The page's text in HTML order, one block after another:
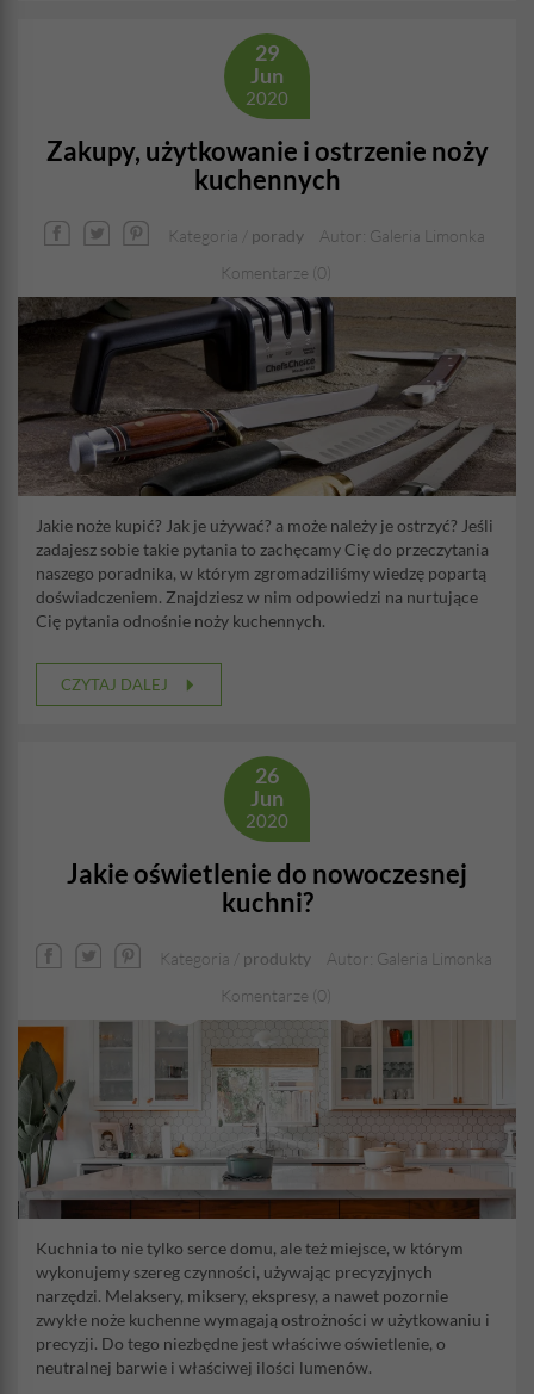
29
Jun
2020
Zakupy, użytkowanie i ostrzenie noży
kuchennych
Kategoria / porady
Autor: Galeria Limonka
Komentarze (0)
Jakie noże kupić? Jak je używać? a może należy je ostrzyć? Jeśli
zadajesz sobie takie pytania to zachęcamy Cię do przeczytania
naszego poradnika, w którym zgromadziliśmy wiedzę popartą
doświadczeniem. Znajdziesz w nim odpowiedzi na nurtujące
Cię pytania odnośnie noży kuchennych.
CZYTAJ DALEJ
26
Jun
2020
Jakie oświetlenie do nowoczesnej
kuchni?
Kategoria / produkty
Autor: Galeria Limonka
Komentarze (0)
Kuchnia to nie tylko serce domu, ale też miejsce, w którym
wykonujemy szereg czynności, używając precyzyjnych
narzędzi. Melaksery, miksery, ekspresy, a nawet pozornie
zwykłe noże kuchenne wymagają ostrożności w użytkowaniu i
precyzji. Do tego niezbędne jest właściwe oświetlenie, o
neutralnej barwie i właściwej ilości lumenów.